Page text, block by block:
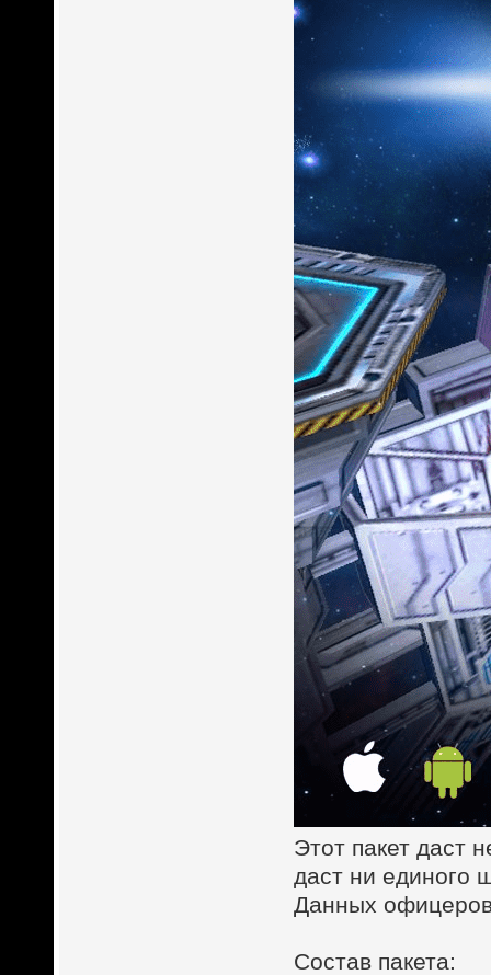
Этот пакет даст
даст ни единого
Данных
Состав пакета: